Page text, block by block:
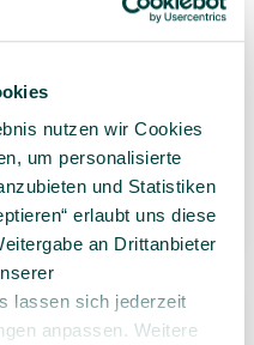
nutzen wir Cookies
um personalisierte
und Statistiken
erlaubt uns diese
an Drittanbieter
lassen sich jederzeit
anpassen. Weitere
Bilderstraße, 10
bedruckte
Holzplättchen (7x7 cm)
2,29 €*
1 Stück